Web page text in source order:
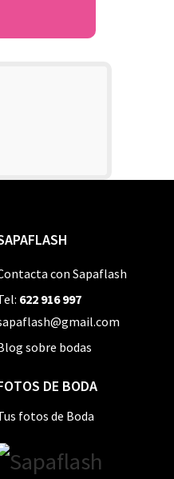
con Sapaflash
622 916 997
sobre bodas
DE BODA
fotos de Boda